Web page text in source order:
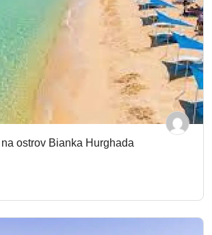
ostrov Bianka Hurghada